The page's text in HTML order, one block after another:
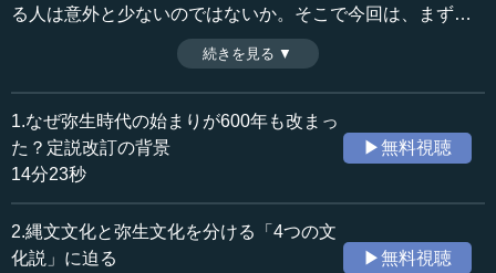
る人は意外と少ないのではないか。そこで今回は、まずそ
れぞれの基本的な概念とその違いを押さえたうえで、弥生
人の遺伝子やミトコンドリアの分析から見えてくる、私た
ち祖先の姿を解説する。（全11話中第5話）
※インタビュアー：川上達史（テンミニッツTV編集長）
収録日：2024年7月29日
追加日：2025年4月16日
カテゴリー：
歴史・民族
≪全文≫
●DNAと遺伝子とゲノムの違い
続きを見る ▼
1.なぜ弥生時代の始まりが600年も改まっ
た？定説改訂の背景
14分23秒
▶無料視聴
2.縄文文化と弥生文化を分ける「4つの文
化説」に迫る
▶無料視聴